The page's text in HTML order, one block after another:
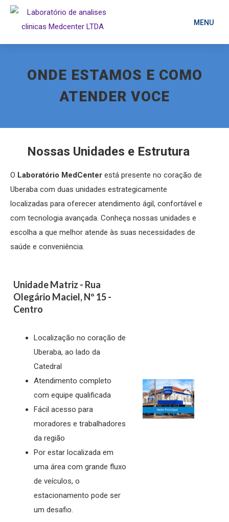
MENU
ONDE ESTAMOS E COMO
ATENDER VOCE
Nossas Unidades e Estrutura
O Laboratório MedCenter está presente no coração de
Uberaba com duas unidades estrategicamente
localizadas para oferecer atendimento ágil, confortável e
com tecnologia avançada. Conheça nossas unidades e
escolha a que melhor atende às suas necessidades de
saúde e conveniência.
Unidade Matriz - Rua
Olegário Maciel, Nº 15 -
Centro
Localização no coração de
Uberaba, ao lado da
Catedral
Atendimento completo
com equipe qualificada
Fácil acesso para
moradores e trabalhadores
da região
Por estar localizada em
uma área com grande fluxo
de veículos, o
estacionamento pode ser
um desafio.